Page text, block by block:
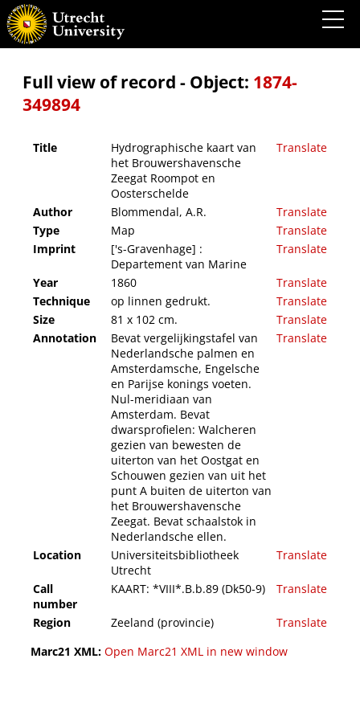
Hydrographische kaart van het Brouwershavensche Zeegat Roompot en Oosterschelde
Full view of record - Object: 1874-
349894
Title
Hydrographische kaart van
het Brouwershavensche
Zeegat Roompot en
Oosterschelde
Translate
Author Blommendal, A.R.
Translate
Type
Map
Translate
Imprint
['s-Gravenhage] :
Departement van Marine
Translate
Year 1860
Translate
Technique
op linnen gedrukt.
Translate
Size
81 x 102 cm.
Translate
Annotation
Bevat vergelijkingstafel van
Nederlandsche palmen en
Amsterdamsche, Engelsche
en Parijse konings voeten.
Nul-meridiaan van
Amsterdam. Bevat
dwarsprofielen: Walcheren
gezien van bewesten de
uiterton van het Oostgat en
Schouwen gezien van uit het
punt A buiten de uiterton van
het Brouwershavensche
Zeegat. Bevat schaalstok in
Nederlandsche ellen.
Translate
Location
Universiteitsbibliotheek
Utrecht
Translate
Call
number
KAART: *VIII*.B.b.89 (Dk50-9) Translate
Region Zeeland (provincie)
Translate
Marc21 XML: Open Marc21 XML in new window